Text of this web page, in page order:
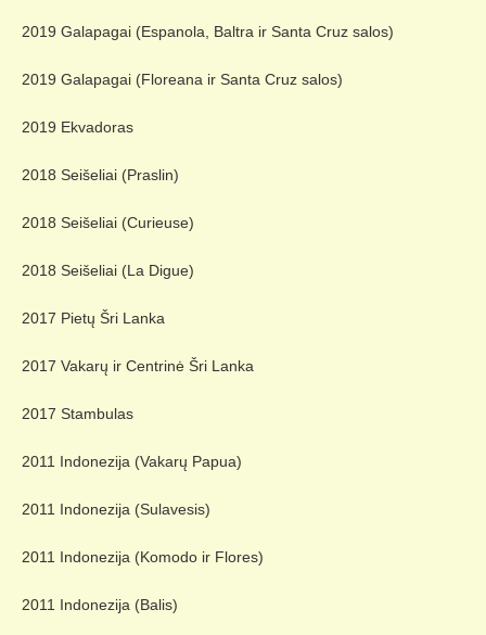
2019 Galapagai (Espanola, Baltra ir Santa Cruz salos)
2019 Galapagai (Floreana ir Santa Cruz salos)
2019 Ekvadoras
2018 Seišeliai (Praslin)
2018 Seišeliai (Curieuse)
2018 Seišeliai (La Digue)
2017 Pietų Šri Lanka
2017 Vakarų ir Centrinė Šri Lanka
2017 Stambulas
2011 Indonezija (Vakarų Papua)
2011 Indonezija (Sulavesis)
2011 Indonezija (Komodo ir Flores)
2011 Indonezija (Balis)